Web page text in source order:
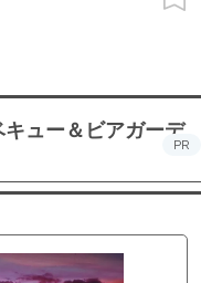
ュー＆ビアガーデ
PR